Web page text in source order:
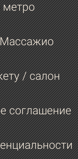
метро
/ салон
соглашение